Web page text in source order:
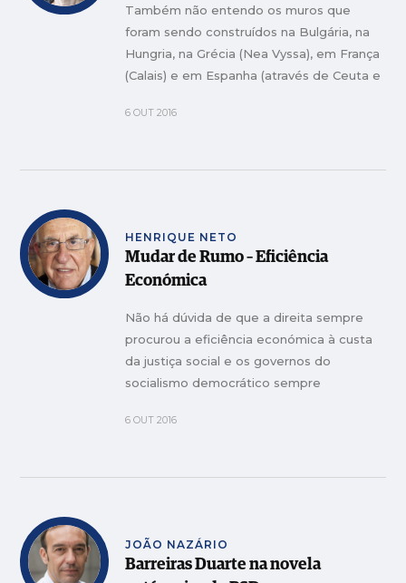
Também não entendo os muros que
foram sendo construídos na Bulgária, na
Hungria, na Grécia (Nea Vyssa), em França
(Calais) e em Espanha (através de Ceuta e
calha.
6 OUT 2016
HENRIQUE NETO
Mudar de Rumo – Eficiência
Económica
Não há dúvida de que a direita sempre
procurou a eficiência económica à custa
da justiça social e os governos do
socialismo democrático sempre
eficiência económica.
6 OUT 2016
JOÃO NAZÁRIO
Barreiras Duarte na novela